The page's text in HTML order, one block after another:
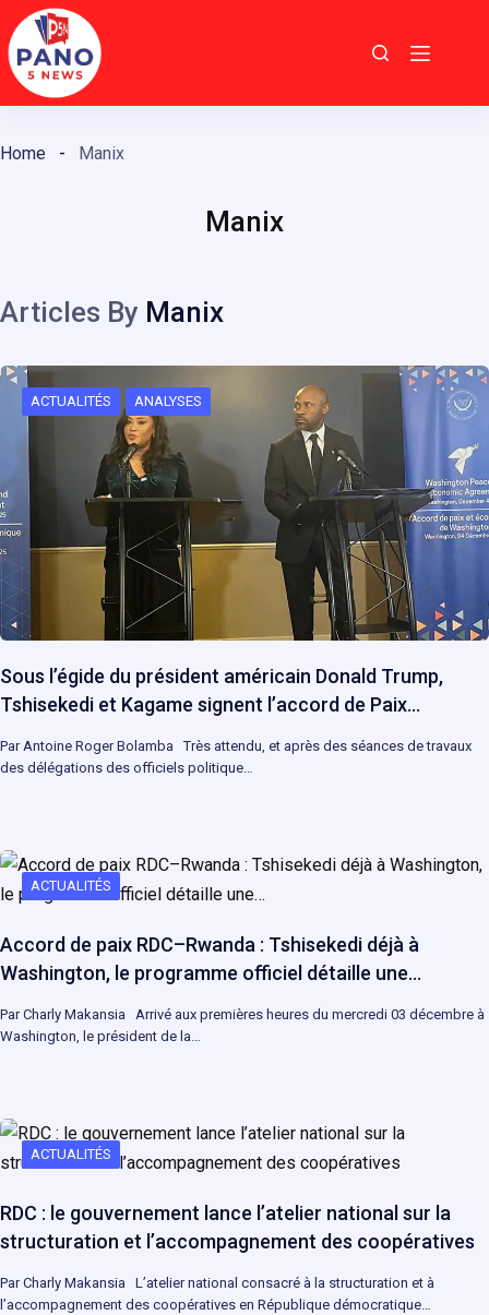
Passer
au
contenu
Home Manix
Manix
Articles By Manix
ACTUALITÉS ANALYSES
Sous l’égide du président américain Donald Trump,
Tshisekedi et Kagame signent l’accord de Paix…
Par Antoine Roger Bolamba Très attendu, et après des séances de travaux
des délégations des officiels politique…
ACTUALITÉS
Accord de paix RDC–Rwanda : Tshisekedi déjà à
Washington, le programme officiel détaille une…
Par Charly Makansia Arrivé aux premières heures du mercredi 03 décembre à
Washington, le président de la…
ACTUALITÉS
RDC : le gouvernement lance l’atelier national sur la
structuration et l’accompagnement des coopératives
Par Charly Makansia L’atelier national consacré à la structuration et à
l’accompagnement des coopératives en République démocratique…